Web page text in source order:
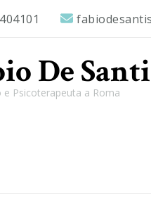
De
e Psicoterapeuta a Roma